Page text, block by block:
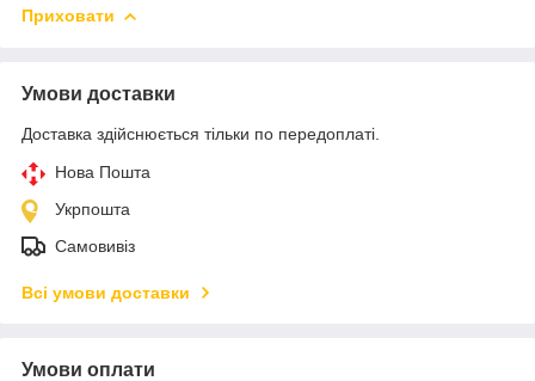
Приховати
Умови доставки
Доставка здійснюється тільки по передоплаті.
Нова Пошта
Укрпошта
Самовивіз
Всі умови доставки
Умови оплати